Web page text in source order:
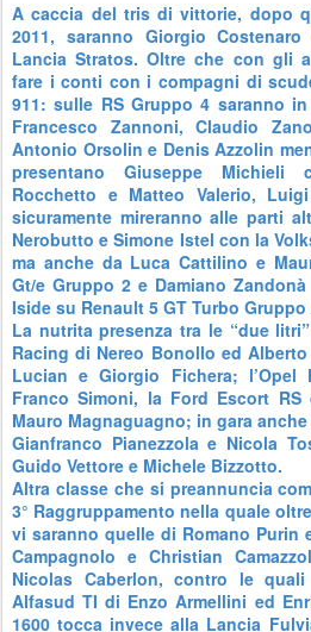
A caccia del tris di vittorie, dopo
2011, saranno Giorgio
Lancia Stratos. Oltre che con gli
fare i conti con i compagni di
911: sulle RS Gruppo 4 saranno
Francesco Zannoni, Claudio
Antonio Orsolin e Denis Azzolin
presentano Giuseppe
Rocchetto e Matteo Valerio,
sicuramente mireranno alle parti
Nerobutto e Simone Istel con la
ma anche da Luca Cattilino e
Gt/e Gruppo 2 e Damiano
Iside su Renault 5 GT Turbo Gruppo
La nutrita presenza tra le “due
Racing di Nereo Bonollo ed
Lucian e Giorgio Fichera;
Franco Simoni, la Ford Escort
Mauro Magnaguagno; in gara
Gianfranco Pianezzola e Nicola
Guido Vettore e Michele Bizzotto.
Altra classe che si preannuncia
3° Raggruppamento nella quale
vi saranno quelle di Romano Purin
Campagnolo e Christian
Nicolas Caberlon, contro le
Alfasud TI di Enzo Armellini ed
1600 tocca invece alla Lancia